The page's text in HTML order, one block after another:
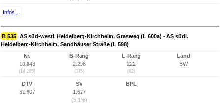
Infos...
B 535 AS süd-westl. Heidelberg-Kirchheim, Grasweg (L 600a) - AS südl.
Heidelberg-Kirchheim, Sandhäuser Straße (L 598)
Nr.
10.843
(14.285)
B-Rang
2.296
(375)
L-Rang
222
(82)
Land
BW
DTV
31.907
SV
1.627
(5,1%)
BPL